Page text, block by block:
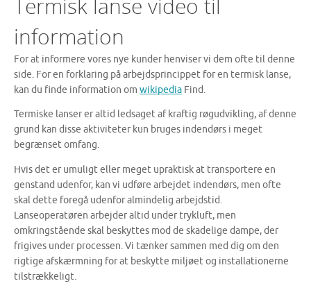
Termisk lanse video til
information
For at informere vores nye kunder henviser vi dem ofte til denne
side. For en forklaring på arbejdsprincippet for en termisk lanse,
kan du finde information om wikipedia Find.
Termiske lanser er altid ledsaget af kraftig røgudvikling, af denne
grund kan disse aktiviteter kun bruges indendørs i meget
begrænset omfang.
Hvis det er umuligt eller meget upraktisk at transportere en
genstand udenfor, kan vi udføre arbejdet indendørs, men ofte
skal dette foregå udenfor almindelig arbejdstid.
Lanseoperatøren arbejder altid under trykluft, men
omkringstående skal beskyttes mod de skadelige dampe, der
frigives under processen. Vi tænker sammen med dig om den
rigtige afskærmning for at beskytte miljøet og installationerne
tilstrækkeligt.